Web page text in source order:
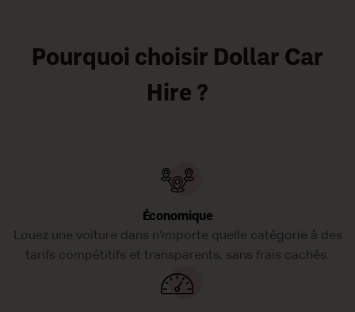
Pourquoi choisir Dollar Car
Hire ?
Économique
Louez une voiture dans n'importe quelle catégorie à des
tarifs compétitifs et transparents, sans frais cachés.